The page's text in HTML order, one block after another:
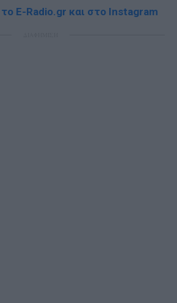
E-Radio.gr και στο Instagram